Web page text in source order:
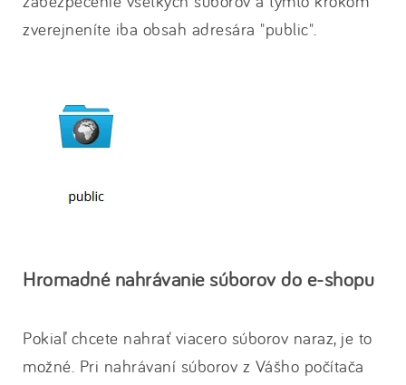
zverejneníte iba obsah adresára "public".
Hromadné nahrávanie súborov do e-shopu
Pokiaľ chcete nahrať viacero súborov naraz, je to
možné. Pri nahrávaní súborov z Vášho počítača